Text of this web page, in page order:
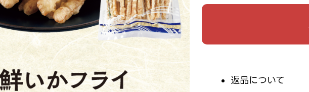
返品について